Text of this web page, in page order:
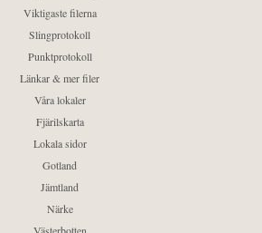
Viktigaste filerna
Slingprotokoll
Punktprotokoll
Länkar & mer filer
Våra lokaler
Fjärilskarta
Lokala sidor
Gotland
Jämtland
Närke